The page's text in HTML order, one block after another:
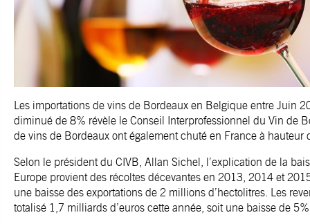
Les importations de vins de Bordeaux en Belgique entre Juin
diminué de 8% révèle le Conseil Interprofessionnel du Vin de
de vins de Bordeaux ont également chuté en France à hauteur
Selon le président du CIVB, Allan Sichel, l’explication de la
Europe provient des récoltes décevantes en 2013, 2014 et
une baisse des exportations de 2 millions d’hectolitres. Les
totalisé 1,7 milliards d’euros cette année, soit une baisse de